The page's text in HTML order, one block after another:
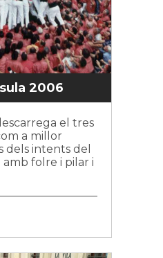
2006
el tres
a millor
dels intents del
folre i pilar i